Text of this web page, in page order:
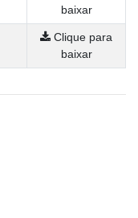
baixar
Clique para
baixar